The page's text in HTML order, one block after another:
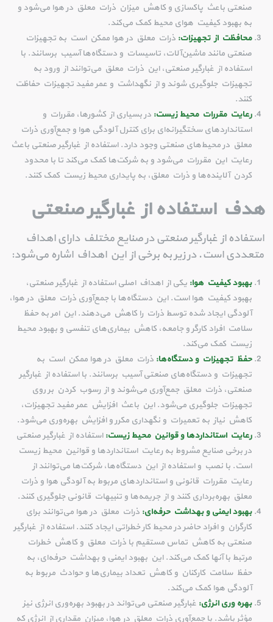
صنعتی باعث پاکسازی و کاهش میزان ذرات معلق در هوا می‌شود و
به بهبود کیفیت هوای محیط کمک می‌کند.
محافظت از تجهیزات: ذرات معلق در هوا ممکن است به تجهیزات
صنعتی مانند ماشین‌آلات، تاسیسات و دستگاه‌ها آسیب برسانند. با
استفاده از غبارگیر صنعتی، این ذرات معلق می‌توانند از ورود به
تجهیزات جلوگیری شوند و از نگهداشت و عمر مفید تجهیزات حفاظت
کنند.
رعایت مقررات محیط زیست: در بسیاری از کشورها، مقررات و
استانداردهای سختگیرانه‌ای برای کنترل آلودگی هوا و جمع‌آوری ذرات
معلق در محیط‌های صنعتی وجود دارد. استفاده از غبارگیر صنعتی باعث
رعایت این مقررات می‌شود و به شرکت‌ها کمک می‌کند تا با محدود
کردن آلاینده‌ها و ذرات معلق، به پایداری محیط زیست کمک کنند.
هدف استفاده از غبارگیر صنعتی
استفاده از غبارگیر صنعتی در صنایع مختلف دارای اهداف
متعددی است. در زیر به برخی از این اهداف اشاره می‌شود:
بهبود کیفیت هوا: یکی از اهداف اصلی استفاده از غبارگیر صنعتی،
بهبود کیفیت هوا است. این دستگاه‌ها با جمع‌آوری ذرات معلق در هوا،
آلودگی ایجاد شده توسط ذرات را کاهش می‌دهند. این امر به حفظ
سلامت افراد کارگر و جامعه، کاهش بیماری‌های تنفسی و بهبود محیط
زیست کمک می‌کند.
حفظ تجهیزات و دستگاه‌ها: ذرات معلق در هوا ممکن است به
تجهیزات و دستگاه‌های صنعتی آسیب برسانند. با استفاده از غبارگیر
صنعتی، ذرات معلق جمع‌آوری می‌شوند و از رسوب کردن بر روی
تجهیزات جلوگیری می‌شود. این باعث افزایش عمر مفید تجهیزات،
کاهش نیاز به تعمیرات و نگهداری مکرر و افزایش بهره‌وری می‌شود.
رعایت استانداردها و قوانین محیط زیست:استفاده از غبارگیر صنعتی
در برخی صنایع مشروط به رعایت استانداردها و قوانین محیط زیست
است. با نصب و استفاده از این دستگاه‌ها، شرکت‌ها می‌توانند از
رعایت مقررات قانونی و استانداردهای مربوط به آلودگی هوا و ذرات
معلق بهره‌برداری کنند و از جریمه‌ها و تنبیهات قانونی جلوگیری کنند.
بهبود ایمنی و بهداشت حرفه‌ای: ذرات معلق در هوا می‌توانند برای
کارگران و افراد حاضر در محیط کار خطراتی ایجاد کنند. استفاده از غبارگیر
صنعتی به کاهش تماس مستقیم با ذرات معلق و کاهش خطرات
مرتبط با آنها کمک می‌کند. این بهبود ایمنی و بهداشت حرفه‌ای، به
حفظ سلامت کارکنان و کاهش تعداد بیماری‌ها و حوادث مربوط به
آلودگی هوا کمک می‌کند.
بهره وری انرژی: غبارگیر صنعتی می‌تواند در بهبود بهره‌وری انرژی نیز
مؤثر باشد. با جمع‌آوری ذرات معلق در هوا، میزان مقداری از انرژی که